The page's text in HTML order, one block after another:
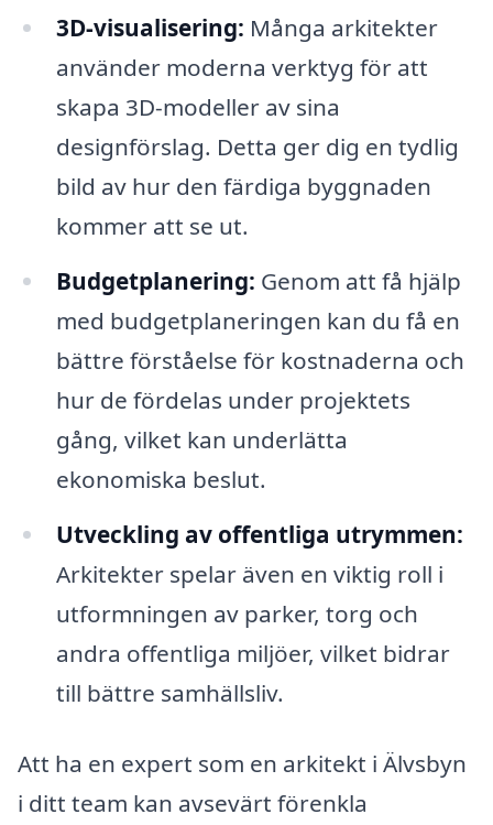
3D-visualisering: Många arkitekter
använder moderna verktyg för att
skapa 3D-modeller av sina
designförslag. Detta ger dig en tydlig
bild av hur den färdiga byggnaden
kommer att se ut.
Budgetplanering: Genom att få hjälp
med budgetplaneringen kan du få en
bättre förståelse för kostnaderna och
hur de fördelas under projektets
gång, vilket kan underlätta
ekonomiska beslut.
Utveckling av offentliga utrymmen:
Arkitekter spelar även en viktig roll i
utformningen av parker, torg och
andra offentliga miljöer, vilket bidrar
till bättre samhällsliv.
Att ha en expert som en arkitekt i Älvsbyn
i ditt team kan avsevärt förenkla